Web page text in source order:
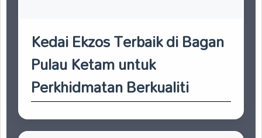
Kedai Ekzos Terbaik di Bagan
Pulau Ketam untuk
Perkhidmatan Berkualiti